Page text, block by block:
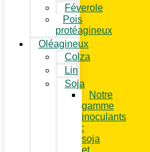
Féverole
Pois
protéagineux
Oléagineux
Colza
Lin
Soja
Notre
gamme
inoculants
:
soja
et